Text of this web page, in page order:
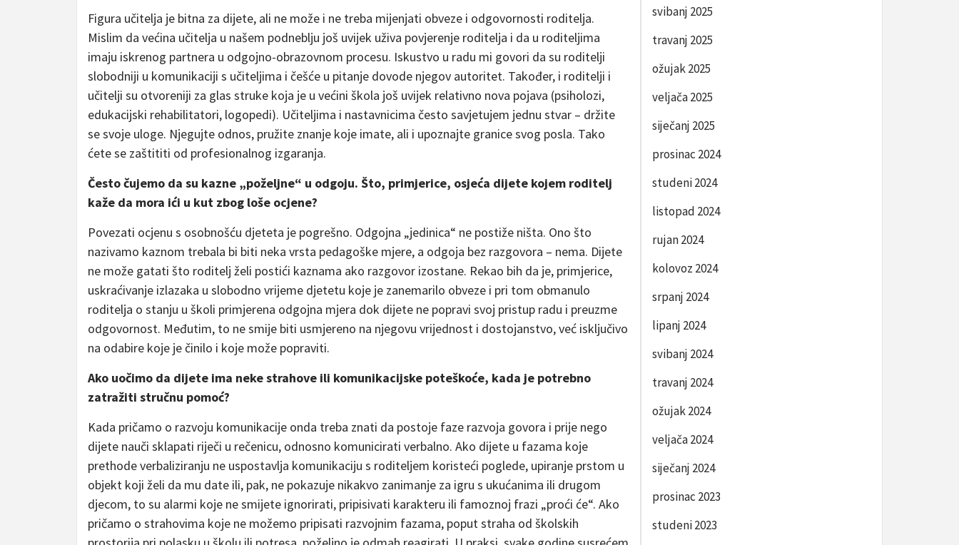
Figura učitelja je bitna za dijete, ali ne može i ne treba mijenjati obveze i odgovornosti roditelja.
Mislim da većina učitelja u našem podneblju još uvijek uživa povjerenje roditelja i da u roditeljima
imaju iskrenog partnera u odgojno-obrazovnom procesu. Iskustvo u radu mi govori da su roditelji
slobodniji u komunikaciji s učiteljima i češće u pitanje dovode njegov autoritet. Također, i roditelji i
učitelji su otvoreniji za glas struke koja je u većini škola još uvijek relativno nova pojava (psiholozi,
edukacijski rehabilitatori, logopedi). Učiteljima i nastavnicima često savjetujem jednu stvar – držite
se svoje uloge. Njegujte odnos, pružite znanje koje imate, ali i upoznajte granice svog posla. Tako
ćete se zaštititi od profesionalnog izgaranja.
Često čujemo da su kazne „poželjne“ u odgoju. Što, primjerice, osjeća dijete kojem roditelj
kaže da mora ići u kut zbog loše ocjene?
Povezati ocjenu s osobnošću djeteta je pogrešno. Odgojna „jedinica“ ne postiže ništa. Ono što
nazivamo kaznom trebala bi biti neka vrsta pedagoške mjere, a odgoja bez razgovora – nema. Dijete
ne može gatati što roditelj želi postići kaznama ako razgovor izostane. Rekao bih da je, primjerice,
uskraćivanje izlazaka u slobodno vrijeme djetetu koje je zanemarilo obveze i pri tom obmanulo
roditelja o stanju u školi primjerena odgojna mjera dok dijete ne popravi svoj pristup radu i preuzme
odgovornost. Međutim, to ne smije biti usmjereno na njegovu vrijednost i dostojanstvo, već isključivo
na odabire koje je činilo i koje može popraviti.
Ako uočimo da dijete ima neke strahove ili komunikacijske poteškoće, kada je potrebno
zatražiti stručnu pomoć?
Kada pričamo o razvoju komunikacije onda treba znati da postoje faze razvoja govora i prije nego
dijete nauči sklapati riječi u rečenicu, odnosno komunicirati verbalno. Ako dijete u fazama koje
prethode verbaliziranju ne uspostavlja komunikaciju s roditeljem koristeći poglede, upiranje prstom u
objekt koji želi da mu date ili, pak, ne pokazuje nikakvo zanimanje za igru s ukućanima ili drugom
djecom, to su alarmi koje ne smijete ignorirati, pripisivati karakteru ili famoznoj frazi „proći će“. Ako
pričamo o strahovima koje ne možemo pripisati razvojnim fazama, poput straha od školskih
svibanj 2025
travanj 2025
ožujak 2025
veljača 2025
siječanj 2025
prosinac 2024
studeni 2024
listopad 2024
rujan 2024
kolovoz 2024
srpanj 2024
lipanj 2024
svibanj 2024
travanj 2024
ožujak 2024
veljača 2024
siječanj 2024
prosinac 2023
studeni 2023